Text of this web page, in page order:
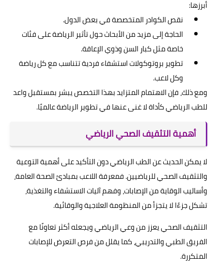
أبرزها:
نقص الكوادر المتخصصة في بعض الدول.
الحاجة إلى مزيد من الأبحاث حول تأثير الرياضة على فئات
خاصة مثل كبار السن وذوي الإعاقة.
تطوير بروتوكولات استشفاء فردية تتناسب مع كل رياضة
وكل لاعب.
ومع ذلك، فإن الاهتمام المتزايد بهذا التخصص يبشر بمستقبل واعد
للطب الرياضي كأداة لا غنى عنها في تطوير الرياضة عالميًا.
أهمية التثقيف الصحي الرياضي
لا يمكن الحديث عن الطب الرياضي دون التأكيد على أهمية التوعية
والتثقيف الصحي للرياضيين. فمعرفة اللاعب بمبادئ الصحة العامة،
وأساليب الوقاية من الإصابات، وفهم آليات الاستشفاء والتغذية،
تشكل جزءًا لا يتجزأ من المنظومة العلاجية والوقائية.
التثقيف الصحي يعزز من وعي الرياضي ويجعله أكثر تعاونًا مع
الفريق الطبي والتدريبي، كما يقلل من فرص التعرض للإصابات
المتكررة.